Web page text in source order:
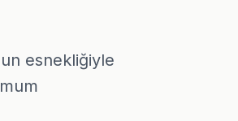
esnekliğiyle